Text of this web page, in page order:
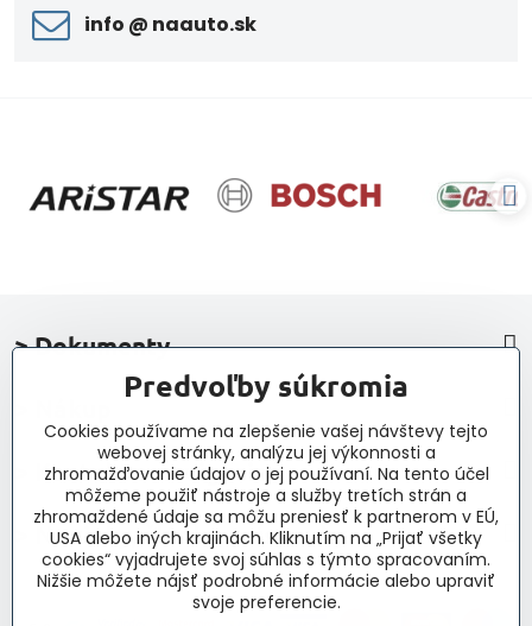
info ​@ naauto​.sk
> Dokumenty
> Kontakt a navigácia
> Novinky, články, príspevky
Predvoľby súkromia
Cookies používame na zlepšenie vašej návštevy tejto
webovej stránky, analýzu jej výkonnosti a
zhromažďovanie údajov o jej používaní. Na tento účel
môžeme použiť nástroje a služby tretích strán a
zhromaždené údaje sa môžu preniesť k partnerom v EÚ,
USA alebo iných krajinách. Kliknutím na „Prijať všetky
cookies“ vyjadrujete svoj súhlas s týmto spracovaním.
Nižšie môžete nájsť podrobné informácie alebo upraviť
svoje preferencie.